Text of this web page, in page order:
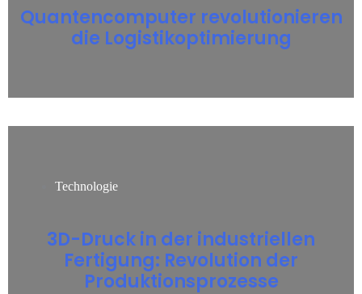
Quantencomputer revolutionieren
die Logistikoptimierung
Technologie
3D-Druck in der industriellen
Fertigung: Revolution der
Produktionsprozesse